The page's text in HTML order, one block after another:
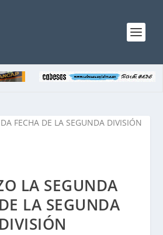
LA SEGUNDA
LA SEGUNDA
DIVISIÓN